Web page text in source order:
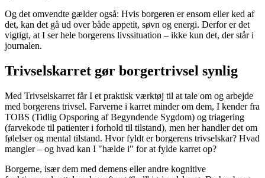
Og det omvendte gælder også: Hvis borgeren er ensom eller ked af
det, kan det gå ud over både appetit, søvn og energi. Derfor er det
vigtigt, at I ser hele borgerens livssituation – ikke kun det, der står i
journalen.
Trivselskarret gør borgertrivsel synlig
Med Trivselskarret får I et praktisk værktøj til at tale om og arbejde
med borgerens trivsel. Farverne i karret minder om dem, I kender fra
TOBS (Tidlig Opsporing af Begyndende Sygdom) og triagering
(farvekode til patienter i forhold til tilstand), men her handler det om
følelser og mental tilstand. Hvor fyldt er borgerens trivselskar? Hvad
mangler – og hvad kan I "hælde i" for at fylde karret op?
Borgerne, især dem med demens eller andre kognitive